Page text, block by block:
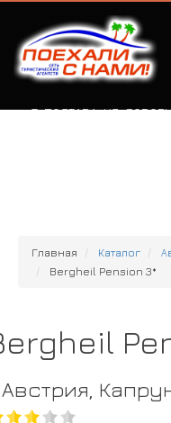
Г. ПОЛТАВА, УЛ.
Главная Каталог
Bergheil Pension 3*
Австрия,